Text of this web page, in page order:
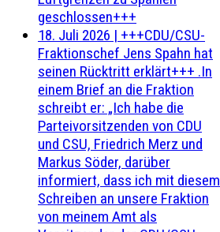
geschlossen+++
18. Juli 2026 | +++CDU/CSU-
Fraktionschef Jens Spahn hat
seinen Rücktritt erklärt+++ .In
einem Brief an die Fraktion
schreibt er: „Ich habe die
Parteivorsitzenden von CDU
und CSU, Friedrich Merz und
Markus Söder, darüber
informiert, dass ich mit diesem
Schreiben an unsere Fraktion
von meinem Amt als